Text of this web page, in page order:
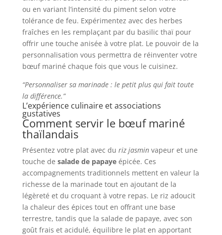
ou en variant l’intensité du piment selon votre
tolérance de feu. Expérimentez avec des herbes
fraîches en les remplaçant par du basilic thaï pour
offrir une touche anisée à votre plat. Le pouvoir de la
personnalisation vous permettra de réinventer votre
bœuf mariné chaque fois que vous le cuisinez.
“Personnaliser sa marinade : le petit plus qui fait toute
la différence.”
L’expérience culinaire et associations
gustatives
Comment servir le bœuf mariné
thaïlandais
Présentez votre plat avec du riz jasminvapeur et une
touche de salade de papayeépicée. Ces
accompagnements traditionnels mettent en valeur la
richesse de la marinade tout en ajoutant de la
légèreté et du croquant à votre repas. Le riz adoucit
la chaleur des épices tout en offrant une base
terrestre, tandis que la salade de papaye, avec son
goût frais et acidulé, équilibre le plat en apportant